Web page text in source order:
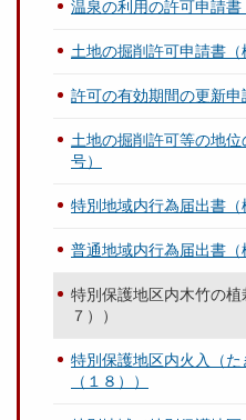
温泉の利用の許可申請書
土地の掘削許可申請書（
許可の有効期間の更新申
土地の掘削許可等の地
号）
特別地域内行為届出書（
普通地域内行為届出書（
特別保護地区内木竹の植
７））
特別保護地区内火入（た
（１８））